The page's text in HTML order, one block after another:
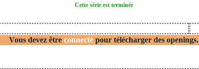
Cette série est terminée
Vous devez être connecté pour télécharger des openings.